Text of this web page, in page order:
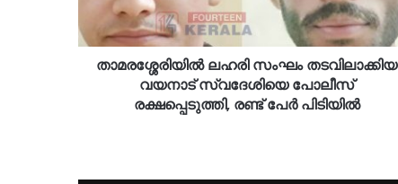
താമരശ്ശേരിയിൽ ലഹരി സംഘം തടവിലാക്കിയ
വയനാട് സ്വദേശിയെ പോലീസ്
രക്ഷപ്പെടുത്തി, രണ്ട് പേർ പിടിയിൽ